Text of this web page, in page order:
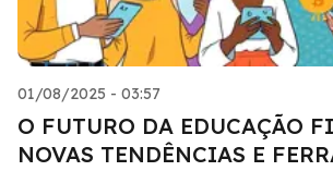
01/08/2025 - 03:57
O FUTURO DA EDUCAÇÃO
NOVAS TENDÊNCIAS E